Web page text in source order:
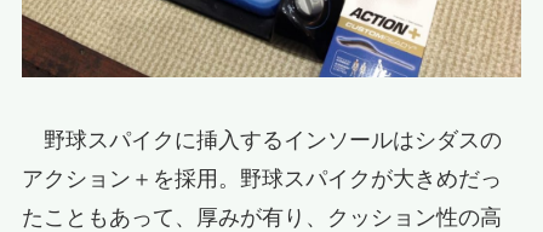
野球スパイクに挿入するインソールはシダスの
アクション＋を採用。野球スパイクが大きめだっ
たこともあって、厚みが有り、クッション性の高